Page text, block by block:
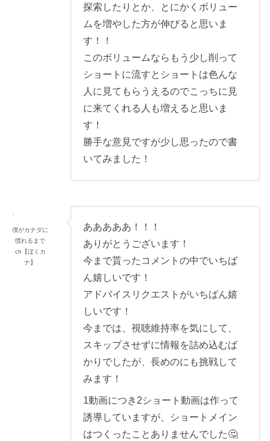
探索したりとか、とにかくボリュー
ムを増やした方が伸びると思いま
す！！
このボリュームならもう少し削って
ショートに流すとショートは色んな
人に見てもらうえるのでこっちに見
に来てくれる人も増えると思いま
す！
勝手な意見ですが少し思ったので書
いてみました！
僕がカナダに
慣れるまで
ch【ぼくカ
ナ】
あああああ！！！
ありがとうございます！
今まで貰ったコメントの中でいちば
ん嬉しいです！
アドバイスリクエストがいちばん嬉
しいです！
今までは、視聴維持率を気にして、
スキップさせずに情報を詰め込むば
かりでしたが、長めのにも挑戦して
みます！
1動画につき2ショート動画は作って
誘導していますが、ショートメイン
はつくったことありませんでした🤔